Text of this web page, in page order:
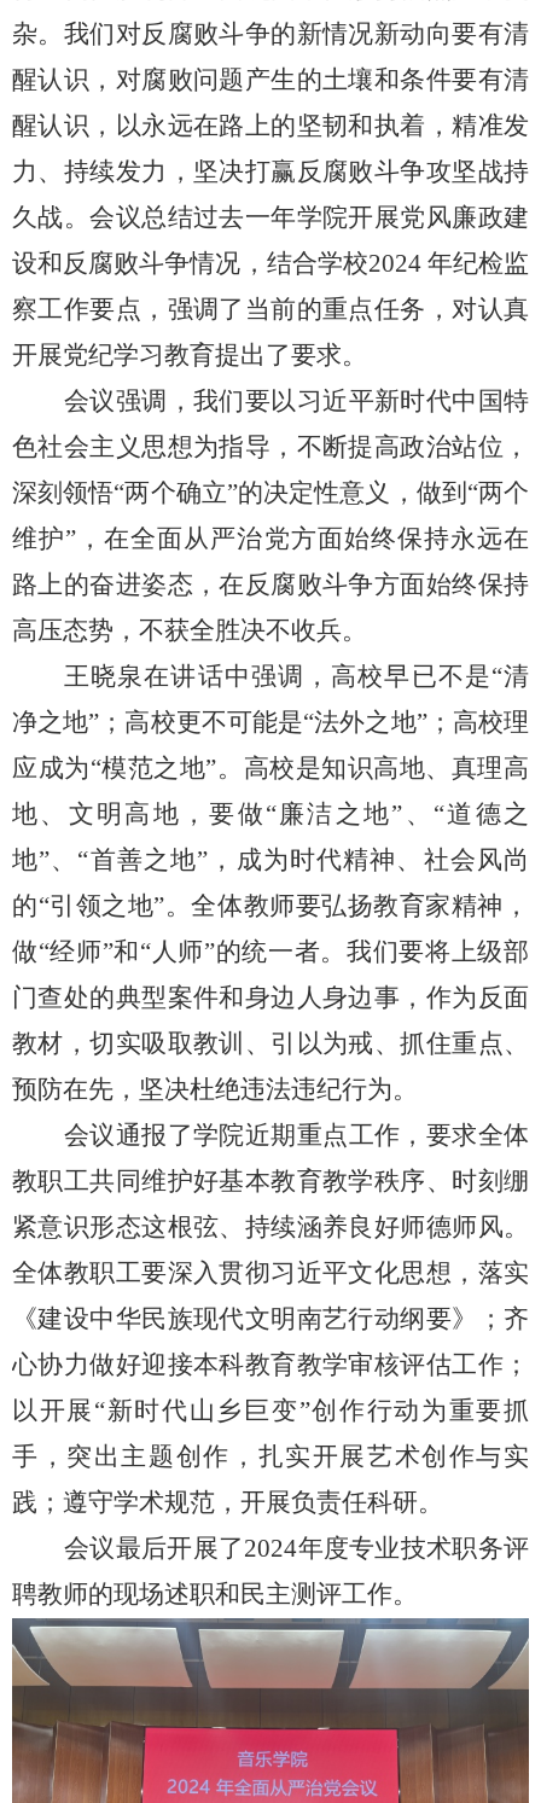
杂。我们对反腐败斗争的新情况新动向要有清
醒认识，对腐败问题产生的土壤和条件要有清
醒认识，以永远在路上的坚韧和执着，精准发
力、持续发力，坚决打赢反腐败斗争攻坚战持
久战。会议总结过去一年学院开展党风廉政建
设和反腐败斗争情况，结合学校2024 年纪检监
察工作要点，强调了当前的重点任务，对认真
开展党纪学习教育提出了要求。
会议强调，我们要以习近平新时代中国特
色社会主义思想为指导，不断提高政治站位，
深刻领悟“两个确立”的决定性意义，做到“两个
维护”，在全面从严治党方面始终保持永远在
路上的奋进姿态，在反腐败斗争方面始终保持
高压态势，不获全胜决不收兵。
王晓泉在讲话中强调， 高校早已不是“清
净之地”；高校更不可能是“法外之地”；高校理
应成为“模范之地”。 高校是知识高地、真理高
地、文明高地，要做“廉洁之地”、“道德之
地”、“首善之地”，成为时代精神、社会风尚
的“引领之地”。全体教师要弘扬教育家精神，
做“经师”和“人师”的统一者。 我们要将上级部
门查处的典型案件和身边人身边事，作为反面
教材，切实吸取教训、引以为戒、抓住重点、
预防在先， 坚决杜绝违法违纪行为。
会议通报了学院近期重点工作，要求全体
教职工共同维护好基本教育教学秩序、时刻绷
紧意识形态这根弦、持续涵养良好师德师风。
全体教职工要深入贯彻习近平文化思想，落实
《建设中华民族现代文明南艺行动纲要》；齐
心协力做好迎接本科教育教学审核评估工作；
以开展“新时代山乡巨变”创作行动为重要抓
手，突出主题创作，扎实开展艺术创作与实
践；遵守学术规范，开展负责任科研。
会议最后开展了2024年度专业技术职务评
聘教师的现场述职和民主测评工作。